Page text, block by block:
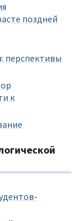
поздней
перспективы
к